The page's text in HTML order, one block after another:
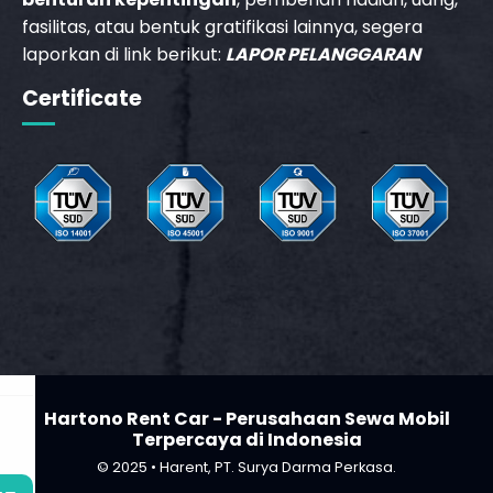
fasilitas, atau bentuk gratifikasi lainnya, segera
laporkan di link berikut: LAPOR PELANGGARAN
Certificate
Hartono Rent Car - Perusahaan Sewa Mobil
Terpercaya di Indonesia
© 2025 • Harent, PT. Surya Darma Perkasa.